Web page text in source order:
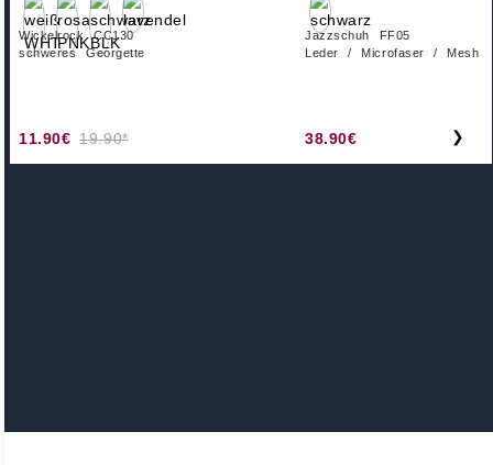
Wickelrock CC130
schweres Georgette
11.90€ 19.90*
Jazzschuh FF05
Leder / Microfaser / Mesh
38.90€ ❯